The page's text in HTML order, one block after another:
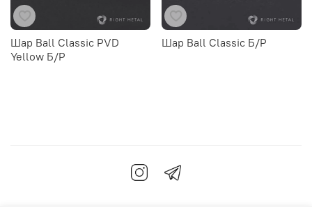
Шар Ball Classic PVD
Yellow Б/Р
Шар Ball Classic Б/Р